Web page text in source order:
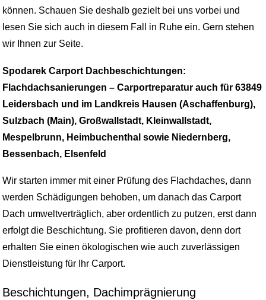
können. Schauen Sie deshalb gezielt bei uns vorbei und
lesen Sie sich auch in diesem Fall in Ruhe ein. Gern stehen
wir Ihnen zur Seite.
Spodarek Carport Dachbeschichtungen:
Flachdachsanierungen – Carportreparatur auch für 63849
Leidersbach und im Landkreis Hausen (Aschaffenburg),
Sulzbach (Main), Großwallstadt, Kleinwallstadt,
Mespelbrunn, Heimbuchenthal sowie Niedernberg,
Bessenbach, Elsenfeld
Wir starten immer mit einer Prüfung des Flachdaches, dann
werden Schädigungen behoben, um danach das Carport
Dach umweltverträglich, aber ordentlich zu putzen, erst dann
erfolgt die Beschichtung. Sie profitieren davon, denn dort
erhalten Sie einen ökologischen wie auch zuverlässigen
Dienstleistung für Ihr Carport.
Beschichtungen, Dachimprägnierung